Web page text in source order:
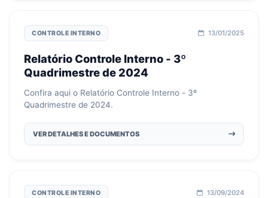
CONTROLE INTERNO 13/01/2025
Relatório Controle Interno - 3º
Quadrimestre de 2024
Confira aqui o Relatório Controle Interno - 3º
Quadrimestre de 2024.
VER DETALHES E DOCUMENTOS
CONTROLE INTERNO 13/09/2024